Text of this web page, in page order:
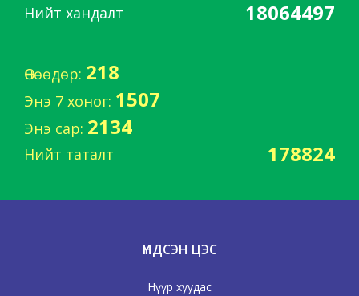
Нийт хандалт 18064497
Өнөөдөр: 218
Энэ 7 хоног: 1507
Энэ сар: 2134
Нийт таталт 178824
ҮНДСЭН ЦЭС
Нүүр хуудас